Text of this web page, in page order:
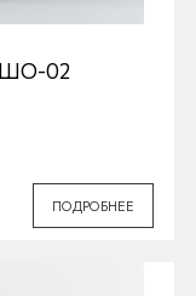
02
ПОДРОБНЕЕ